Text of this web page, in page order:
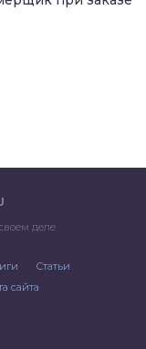
деле
Статьи
сайта